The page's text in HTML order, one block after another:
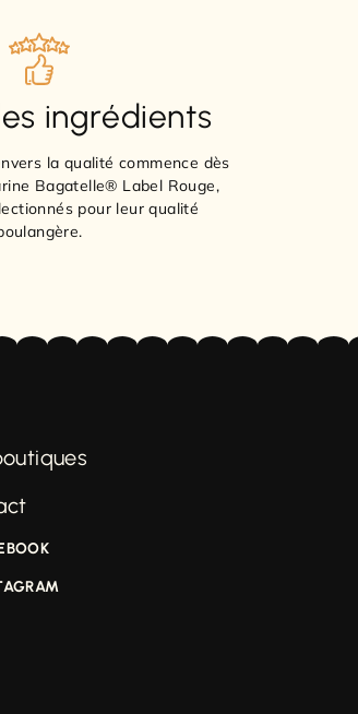
ingrédients
la qualité commence dès
Bagatelle® Label Rouge,
pour leur qualité